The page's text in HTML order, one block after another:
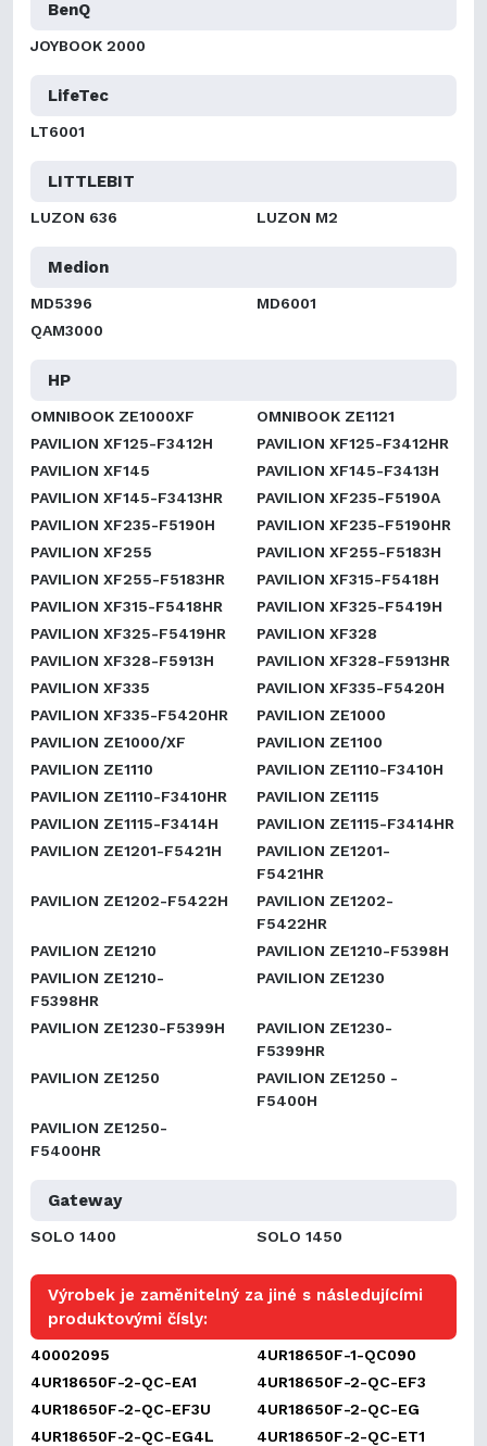
BenQ
JOYBOOK 2000
LifeTec
LT6001
LITTLEBIT
LUZON 636 LUZON M2
Medion
MD5396
MD6001
QAM3000
HP
OMNIBOOK ZE1000XF
OMNIBOOK ZE1121
PAVILION XF125-F3412H
PAVILION XF125-F3412HR
PAVILION XF145
PAVILION XF145-F3413H
PAVILION XF145-F3413HR
PAVILION XF235-F5190A
PAVILION XF235-F5190H
PAVILION XF235-F5190HR
PAVILION XF255
PAVILION XF255-F5183H
PAVILION XF255-F5183HR
PAVILION XF315-F5418H
PAVILION XF315-F5418HR
PAVILION XF325-F5419H
PAVILION XF325-F5419HR
PAVILION XF328
PAVILION XF328-F5913H
PAVILION XF328-F5913HR
PAVILION XF335
PAVILION XF335-F5420H
PAVILION XF335-F5420HR
PAVILION ZE1000
PAVILION ZE1000/XF
PAVILION ZE1100
PAVILION ZE1110
PAVILION ZE1110-F3410H
PAVILION ZE1110-F3410HR
PAVILION ZE1115
PAVILION ZE1115-F3414H
PAVILION ZE1115-F3414HR
PAVILION ZE1201-F5421H
PAVILION ZE1201-
F5421HR
PAVILION ZE1202-F5422H
PAVILION ZE1202-
F5422HR
PAVILION ZE1210
PAVILION ZE1210-F5398H
PAVILION ZE1210-
F5398HR
PAVILION ZE1230
PAVILION ZE1230-F5399H
PAVILION ZE1230-
F5399HR
PAVILION ZE1250
PAVILION ZE1250 -
F5400H
PAVILION ZE1250-
F5400HR
Gateway
SOLO 1400 SOLO 1450
Výrobek je zaměnitelný za jiné s následujícími
produktovými čísly:
40002095
4UR18650F-1-QC090
4UR18650F-2-QC-EA1
4UR18650F-2-QC-EF3
4UR18650F-2-QC-EF3U
4UR18650F-2-QC-EG
4UR18650F-2-QC-EG4L
4UR18650F-2-QC-ET1